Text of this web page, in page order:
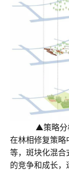
▲策略
在林相修复策略
等，斑块化混合
的竞争和成长